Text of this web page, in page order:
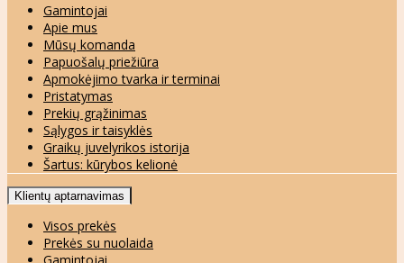
Gamintojai
Apie mus
Mūsų komanda
Papuošalų priežiūra
Apmokėjimo tvarka ir terminai
Pristatymas
Prekių grąžinimas
Sąlygos ir taisyklės
Graikų juvelyrikos istorija
Šartus: kūrybos kelionė
Klientų aptarnavimas
Visos prekės
Prekės su nuolaida